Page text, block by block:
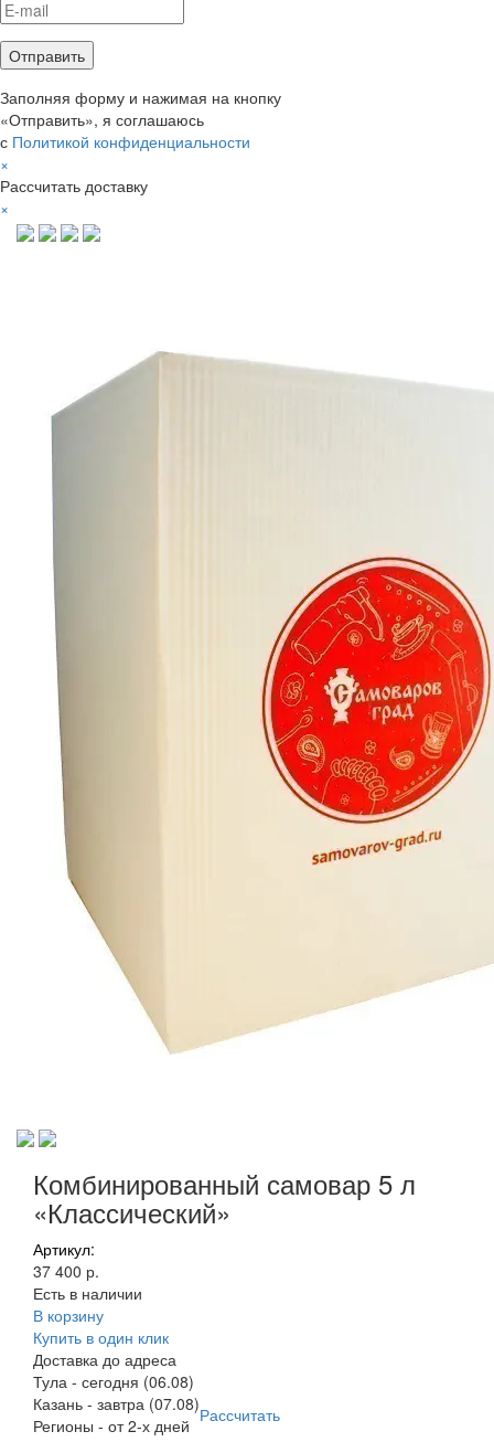
Заполняя форму и нажимая на кнопку
«Отправить», я соглашаюсь
с Политикой конфиденциальности
×
Рассчитать доставку
×
Комбинированный самовар 5 л
«Классический»
Артикул:
37 400 р.
Есть в наличии
В корзину
Купить в один клик
Доставка до адреса
Тула - сегодня (06.08)
Казань - завтра (07.08)Рассчитать
Регионы - от 2-х дней